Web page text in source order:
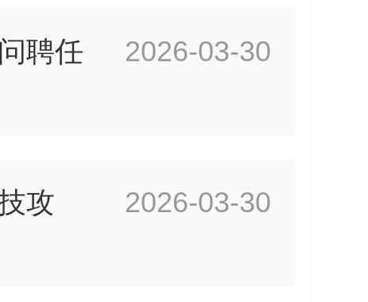
2026-03-30
聘任
2026-03-30
攻